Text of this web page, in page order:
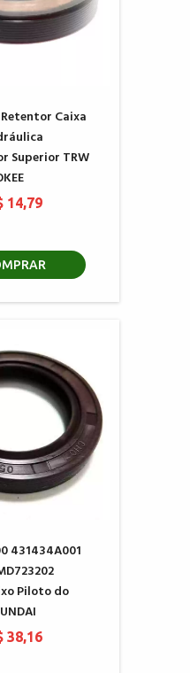
Caixa
Superior TRW
14,79
431434A001
Piloto do
38,16